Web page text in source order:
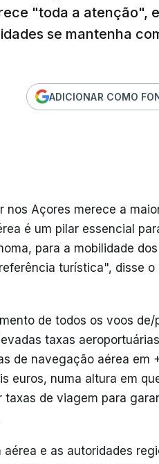
"toda a atenção",
se mantenha
ADICIONAR COMO
nos Açores merece a
é um pilar essencial
para a mobilidade
turística", disse o
de todos os voos de/
taxas
de navegação aérea em
euros, numa altura em
taxas de viagem para
aérea e as autoridades